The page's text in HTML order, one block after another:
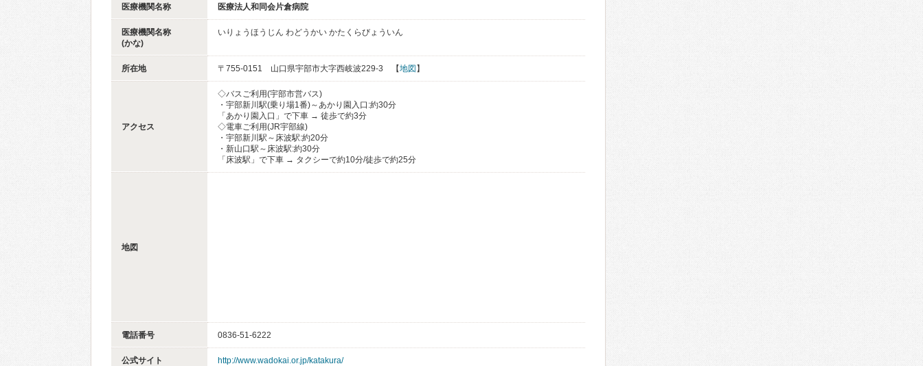
医療機関名称 医療法人和同会片倉病院
医療機関名称
(かな)
いりょうほうじん わどうかい かたくらびょういん
所在地 〒755-0151 山口県宇部市大字西岐波229-3 【地図 】
アクセス
◇バスご利用(宇部市営バス)
・宇部新川駅(乗り場1番)～あかり園入口:約30分
「あかり園入口」で下車 → 徒歩で約3分
◇電車ご利用(JR宇部線)
・宇部新川駅～床波駅:約20分
・新山口駅～床波駅:約30分
「床波駅」で下車 → タクシーで約10分/徒歩で約25分
地図
電話番号 0836-51-6222
公式サイト http://www.wadokai.or.jp/katakura/